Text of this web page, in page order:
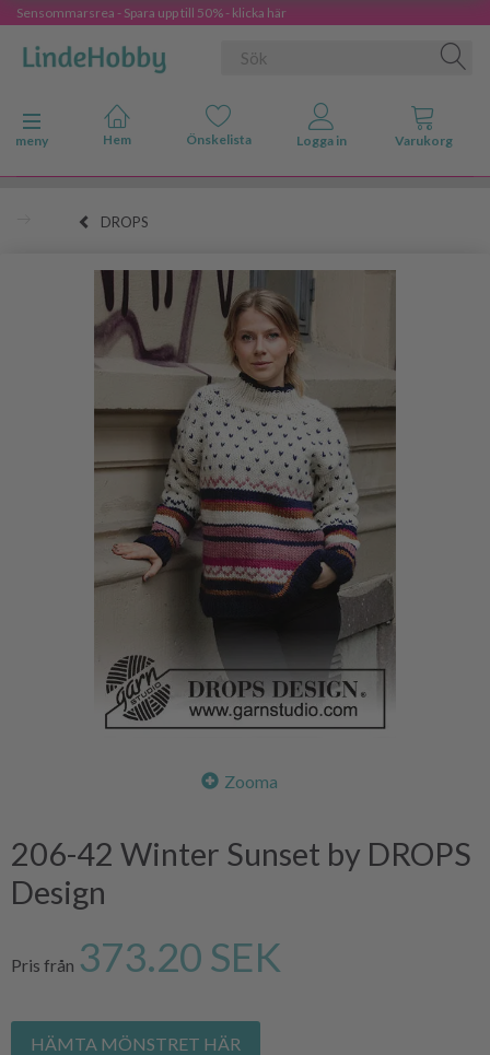
Sensommarsrea - Spara upp till 50% - klicka här
Ändra navigering
meny
DROPS
Zooma
206-42 Winter Sunset by DROPS
Design
Pris från 373.20 SEK
HÄMTA MÖNSTRET HÄR